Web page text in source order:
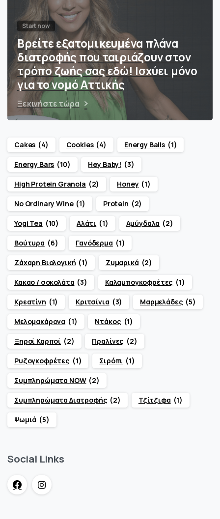
Start now
Βρείτε εξατομικευμένα πλάνα
διατροφής που ταιριάζουν στον
τρόπο ζωής σας εδώ! Ισχύει μόνο
για το νομό Αττικής
Ξεκινήστε τώρα
Cakes (4) Cookies (4) Energy Balls (1)
Energy Bars (10) Hey Baby! (3)
High Protein Granola (2) Honey (1)
No Ordinary Wine (1) Protein (2)
Yogi Tea (10) Αλάτι (1) Αμύγδαλα (2)
Βούτυρα (6) Γανόδερμα (1)
Ζάχαρη Βιολογική (1) Ζυμαρικά (2)
Κακαο / σοκολάτα (3) Καλαμπογκοφρέτες (1)
Κρεατίνη (1) Κριτσίνια (3) Μαρμελάδες (5)
Μελομακάρονα (1) Ντάκος (1)
Ξηροί Καρποί (2) Πραλίνες (2)
Ρυζογκοφρέτες (1) Σιρόπι (1)
Συμπληρώματα NOW (2)
Συμπληρώματα Διατροφής (2) Τζίτζιφα (1)
Ψωμιά (5)
Social Links